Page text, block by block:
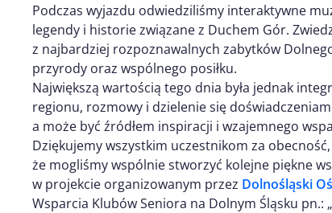
Podczas wyjazdu odwiedziliśmy interaktywne
legendy i historie związane z Duchem Gór.
z najbardziej rozpoznawalnych zabytków
przyrody oraz wspólnego posiłku.
Największą wartością tego dnia była jednak
regionu, rozmowy i dzielenie się
a może być źródłem inspiracji i wzajemnego
Dziękujemy wszystkim uczestnikom za
że mogliśmy wspólnie stworzyć kolejne piękne
w projekcie organizowanym przez Dolnośląski
Wsparcia Klubów Seniora na Dolnym Śląsku